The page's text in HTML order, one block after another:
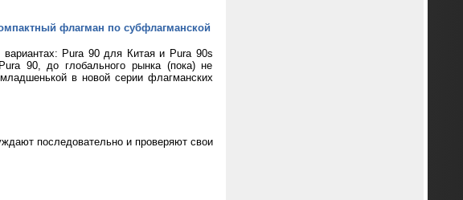
флагман по субфлагманской
Pura 90 для Китая и Pura 90s
90, до глобального рынка (пока) не
в новой серии флагманских
последовательно и проверяют свои